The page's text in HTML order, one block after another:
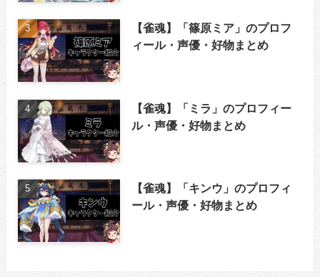
【雀魂】「篠原ミア」のプロフ
ィール・声優・好物まとめ
【雀魂】「ミラ」のプロフィー
ル・声優・好物まとめ
【雀魂】「キンウ」のプロフィ
ール・声優・好物まとめ